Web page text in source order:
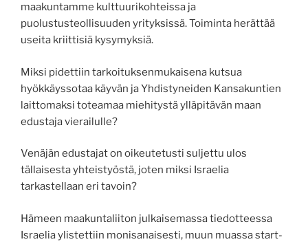
maakuntamme kulttuurikohteissa ja
puolustusteollisuuden yrityksissä. Toiminta herättää
useita kriittisiä kysymyksiä.
Miksi pidettiin tarkoituksenmukaisena kutsua
hyökkäyssotaa käyvän ja Yhdistyneiden Kansakuntien
laittomaksi toteamaa miehitystä ylläpitävän maan
edustaja vierailulle?
Venäjän edustajat on oikeutetusti suljettu ulos
tällaisesta yhteistyöstä, joten miksi Israelia
tarkastellaan eri tavoin?
Hämeen maakuntaliiton julkaisemassa tiedotteessa
Israelia ylistettiin monisanaisesti, muun muassa start-